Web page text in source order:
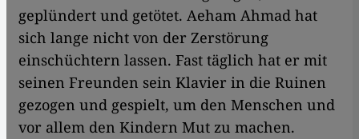
geplündert und getötet. Aeham Ahmad hat
sich lange nicht von der Zerstörung
einschüchtern lassen. Fast täglich hat er mit
seinen Freunden sein Klavier in die Ruinen
gezogen und gespielt, um den Menschen und
vor allem den Kindern Mut zu machen.